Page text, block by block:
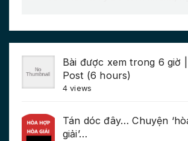
Bài được xem trong 6 giờ
Post (6 hours)
4 views
Tán dóc đây… Chuyện
giải’…